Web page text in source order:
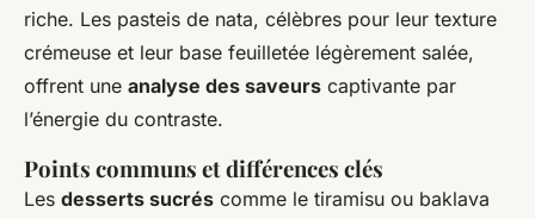
riche. Les pasteis de nata, célèbres pour leur texture
crémeuse et leur base feuilletée légèrement salée,
offrent une analyse des saveurs captivante par
l’énergie du contraste.
Points communs et différences clés
Les desserts sucrés comme le tiramisu ou baklava